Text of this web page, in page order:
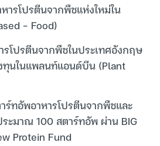
ารโปรตีนจากพืชแห่งใหม่ใน
– Food)
รโปรตีนจากพืชในประเทศอังกฤษ
ทุนในแพลนท์แอนด์บีน (Plant
ร์ทอัพอาหารโปรตีนจากพืชและ
ะมาณ 100 สตาร์ทอัพ ผ่าน BIG
Protein Fund